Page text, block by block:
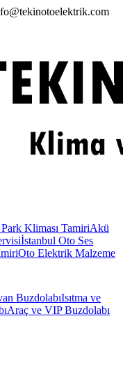
Kliması TamiriAkü
İstanbul Oto Ses
Oto Elektrik Malzeme
BuzdolabıIsıtma ve
Araç ve VIP Buzdolabı